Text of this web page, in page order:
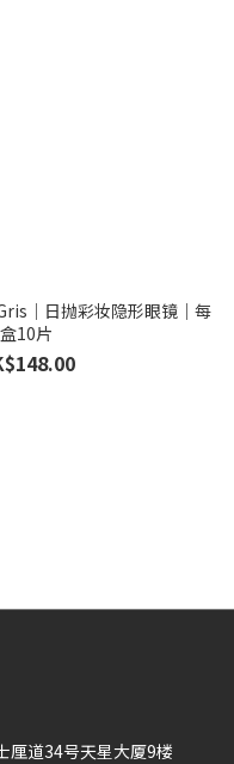
｜日抛彩妆隐形眼镜｜每
盒10片
厘道34号天星大厦9楼